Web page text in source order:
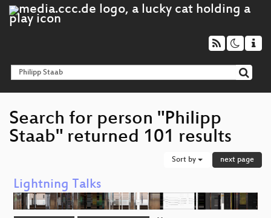
Search for person "Philipp
Staab" returned 101 results
Sort by next page
Lightning Talks